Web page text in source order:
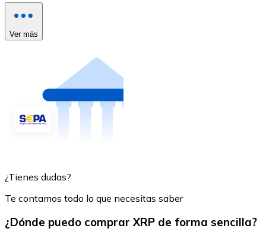
Ver más
¿Tienes dudas?
Te contamos todo lo que necesitas saber
¿Dónde puedo comprar XRP de forma sencilla?